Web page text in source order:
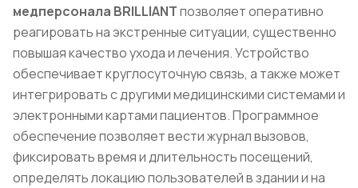
медперсонала BRILLIANTпозволяет оперативно
реагировать на экстренные ситуации, существенно
повышая качество ухода и лечения. Устройство
обеспечивает круглосуточную связь, а также может
интегрировать с другими медицинскими системами и
электронными картами пациентов. Программное
обеспечение позволяет вести журнал вызовов,
фиксировать время и длительность посещений,
определять локацию пользователей в здании и на